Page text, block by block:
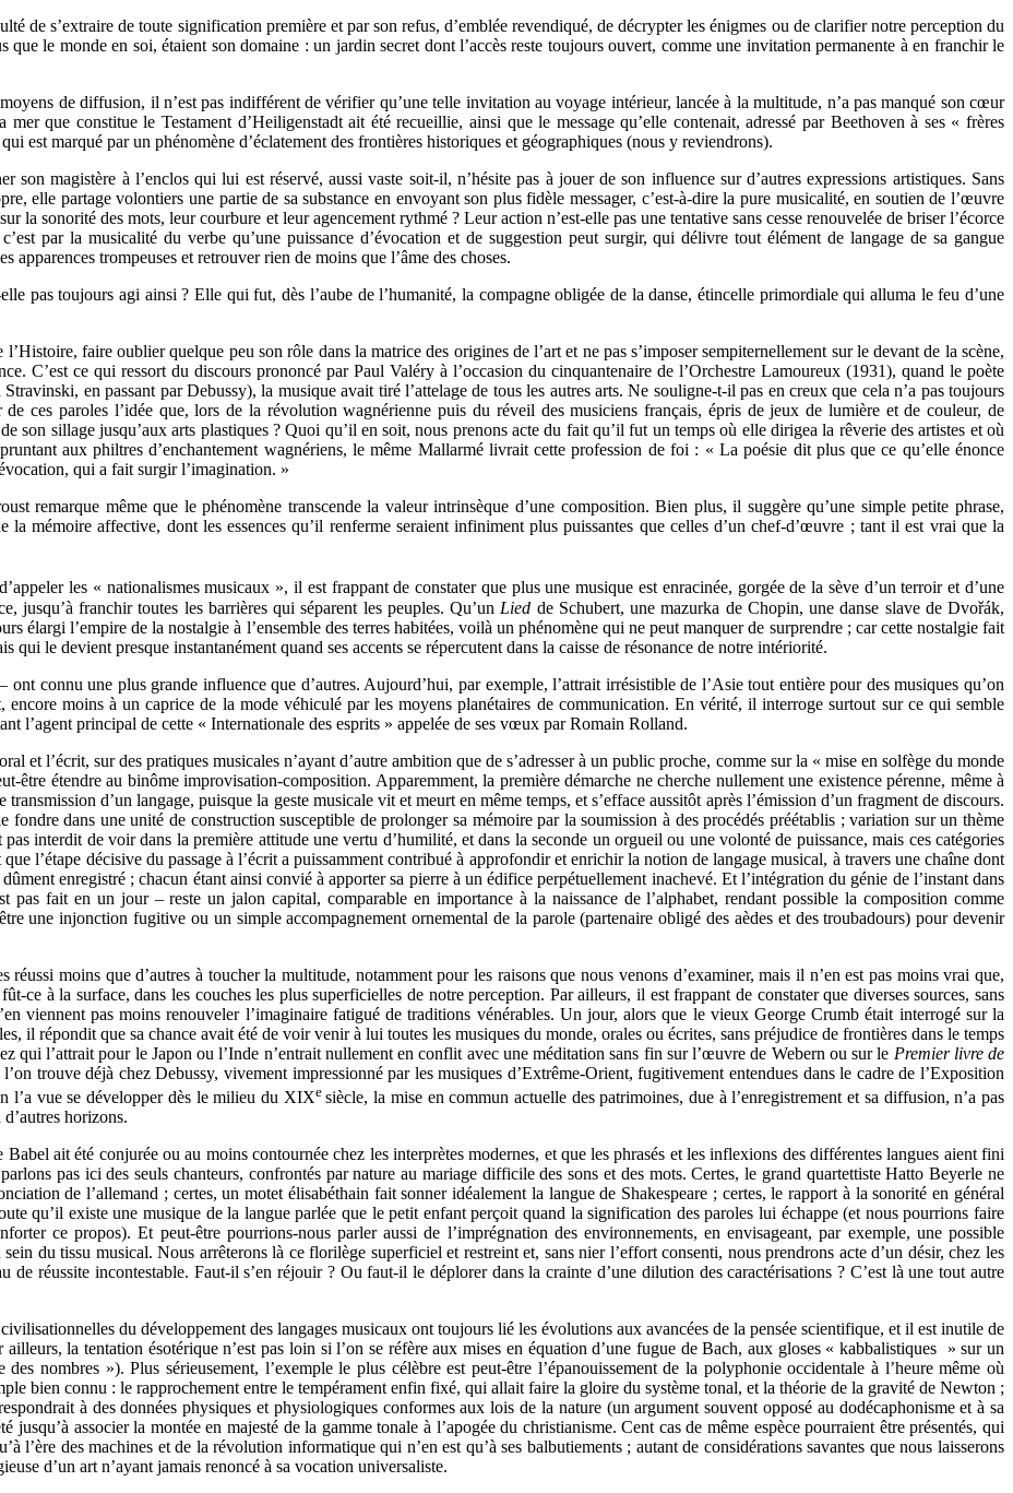
de s’extraire de toute signification première et par son refus, d’emblée revendiqué, de décrypter les énigmes ou de clarifier notre perception du
que le monde en soi, étaient son domaine : un jardin secret dont l’accès reste toujours ouvert, comme une invitation permanente à en franchir le
de diffusion, il n’est pas indifférent de vérifier qu’une telle invitation au voyage intérieur, lancée à la multitude, n’a pas manqué son cœur
que constitue le Testament d’Heiligenstadt ait été recueillie, ainsi que le message qu’elle contenait, adressé par Beethoven à ses « frères
est marqué par un phénomène d’éclatement des frontières historiques et géographiques (nous y reviendrons).
magistère à l’enclos qui lui est réservé, aussi vaste soit-il, n’hésite pas à jouer de son influence sur d’autres expressions artistiques. Sans
elle partage volontiers une partie de sa substance en envoyant son plus fidèle messager, c’est-à-dire la pure musicalité, en soutien de l’œuvre
la sonorité des mots, leur courbure et leur agencement rythmé ? Leur action n’est-elle pas une tentative sans cesse renouvelée de briser l’écorce
par la musicalité du verbe qu’une puissance d’évocation et de suggestion peut surgir, qui délivre tout élément de langage de sa gangue
apparences trompeuses et retrouver rien de moins que l’âme des choses.
pas toujours agi ainsi ? Elle qui fut, dès l’aube de l’humanité, la compagne obligée de la danse, étincelle primordiale qui alluma le feu d’une
faire oublier quelque peu son rôle dans la matrice des origines de l’art et ne pas s’imposer sempiternellement sur le devant de la scène,
C’est ce qui ressort du discours prononcé par Paul Valéry à l’occasion du cinquantenaire de l’Orchestre Lamoureux (1931), quand le poète
en passant par Debussy), la musique avait tiré l’attelage de tous les autres arts. Ne souligne-t-il pas en creux que cela n’a pas toujours
ces paroles l’idée que, lors de la révolution wagnérienne puis du réveil des musiciens français, épris de jeux de lumière et de couleur, de
son sillage jusqu’aux arts plastiques ? Quoi qu’il en soit, nous prenons acte du fait qu’il fut un temps où elle dirigea la rêverie des artistes et où
aux philtres d’enchantement wagnériens, le même Mallarmé livrait cette profession de foi : « La poésie dit plus que ce qu’elle énonce
qui a fait surgir l’imagination. »
remarque même que le phénomène transcende la valeur intrinsèque d’une composition. Bien plus, il suggère qu’une simple petite phrase,
la mémoire affective, dont les essences qu’il renferme seraient infiniment plus puissantes que celles d’un chef-d’œuvre ; tant il est vrai que la
les « nationalismes musicaux », il est frappant de constater que plus une musique est enracinée, gorgée de la sève d’un terroir et d’une
jusqu’à franchir toutes les barrières qui séparent les peuples. Qu’un Lied de Schubert, une mazurka de Chopin, une danse slave de Dvořák,
élargi l’empire de la nostalgie à l’ensemble des terres habitées, voilà un phénomène qui ne peut manquer de surprendre ; car cette nostalgie fait
qui le devient presque instantanément quand ses accents se répercutent dans la caisse de résonance de notre intériorité.
ont connu une plus grande influence que d’autres. Aujourd’hui, par exemple, l’attrait irrésistible de l’Asie tout entière pour des musiques qu’on
moins à un caprice de la mode véhiculé par les moyens planétaires de communication. En vérité, il interroge surtout sur ce qui semble
l’agent principal de cette « Internationale des esprits » appelée de ses vœux par Romain Rolland.
et l’écrit, sur des pratiques musicales n’ayant d’autre ambition que de s’adresser à un public proche, comme sur la « mise en solfège du monde
étendre au binôme improvisation-composition. Apparemment, la première démarche ne cherche nullement une existence pérenne, même à
d’un langage, puisque la geste musicale vit et meurt en même temps, et s’efface aussitôt après l’émission d’un fragment de discours.
dans une unité de construction susceptible de prolonger sa mémoire par la soumission à des procédés préétablis ; variation sur un thème
interdit de voir dans la première attitude une vertu d’humilité, et dans la seconde un orgueil ou une volonté de puissance, mais ces catégories
l’étape décisive du passage à l’écrit a puissamment contribué à approfondir et enrichir la notion de langage musical, à travers une chaîne dont
enregistré ; chacun étant ainsi convié à apporter sa pierre à un édifice perpétuellement inachevé. Et l’intégration du génie de l’instant dans
pas fait en un jour – reste un jalon capital, comparable en importance à la naissance de l’alphabet, rendant possible la composition comme
une injonction fugitive ou un simple accompagnement ornemental de la parole (partenaire obligé des aèdes et des troubadours) pour devenir
réussi moins que d’autres à toucher la multitude, notamment pour les raisons que nous venons d’examiner, mais il n’en est pas moins vrai que,
ce à la surface, dans les couches les plus superficielles de notre perception. Par ailleurs, il est frappant de constater que diverses sources, sans
viennent pas moins renouveler l’imaginaire fatigué de traditions vénérables. Un jour, alors que le vieux George Crumb était interrogé sur la
il répondit que sa chance avait été de voir venir à lui toutes les musiques du monde, orales ou écrites, sans préjudice de frontières dans le temps
qui l’attrait pour le Japon ou l’Inde n’entrait nullement en conflit avec une méditation sans fin sur l’œuvre de Webern ou sur le Premier livre de
trouve déjà chez Debussy, vivement impressionné par les musiques d’Extrême-Orient, fugitivement entendues dans le cadre de l’Exposition
l’a vue se développer dès le milieu du XIXe siècle, la mise en commun actuelle des patrimoines, due à l’enregistrement et sa diffusion, n’a pas
horizons.
ait été conjurée ou au moins contournée chez les interprètes modernes, et que les phrasés et les inflexions des différentes langues aient fini
pas ici des seuls chanteurs, confrontés par nature au mariage difficile des sons et des mots. Certes, le grand quartettiste Hatto Beyerle ne
de l’allemand ; certes, un motet élisabéthain fait sonner idéalement la langue de Shakespeare ; certes, le rapport à la sonorité en général
qu’il existe une musique de la langue parlée que le petit enfant perçoit quand la signification des paroles lui échappe (et nous pourrions faire
ce propos). Et peut-être pourrions-nous parler aussi de l’imprégnation des environnements, en envisageant, par exemple, une possible
du tissu musical. Nous arrêterons là ce florilège superficiel et restreint et, sans nier l’effort consenti, nous prendrons acte d’un désir, chez les
de réussite incontestable. Faut-il s’en réjouir ? Ou faut-il le déplorer dans la crainte d’une dilution des caractérisations ? C’est là une tout autre
du développement des langages musicaux ont toujours lié les évolutions aux avancées de la pensée scientifique, et il est inutile de
la tentation ésotérique n’est pas loin si l’on se réfère aux mises en équation d’une fugue de Bach, aux gloses « kabbalistiques » sur un
nombres »). Plus sérieusement, l’exemple le plus célèbre est peut-être l’épanouissement de la polyphonie occidentale à l’heure même où
bien connu : le rapprochement entre le tempérament enfin fixé, qui allait faire la gloire du système tonal, et la théorie de la gravité de Newton ;
à des données physiques et physiologiques conformes aux lois de la nature (un argument souvent opposé au dodécaphonisme et à sa
jusqu’à associer la montée en majesté de la gamme tonale à l’apogée du christianisme. Cent cas de même espèce pourraient être présentés, qui
l’ère des machines et de la révolution informatique qui n’en est qu’à ses balbutiements ; autant de considérations savantes que nous laisserons
d’un art n’ayant jamais renoncé à sa vocation universaliste.